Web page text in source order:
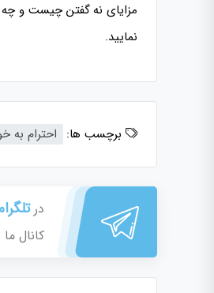
مزایای نه گفتن چیست و چه
نمایید.
برچسب ها: احترام به
در
کانال ما